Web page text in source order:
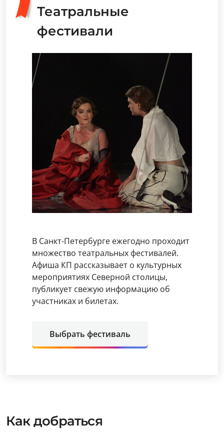
Театральные
фестивали
В Санкт-Петербурге ежегодно проходит
множество театральных фестивалей.
Афиша КП рассказывает о культурных
мероприятиях Северной столицы,
публикует свежую информацию об
участниках и билетах.
Выбрать фестиваль
Как добраться